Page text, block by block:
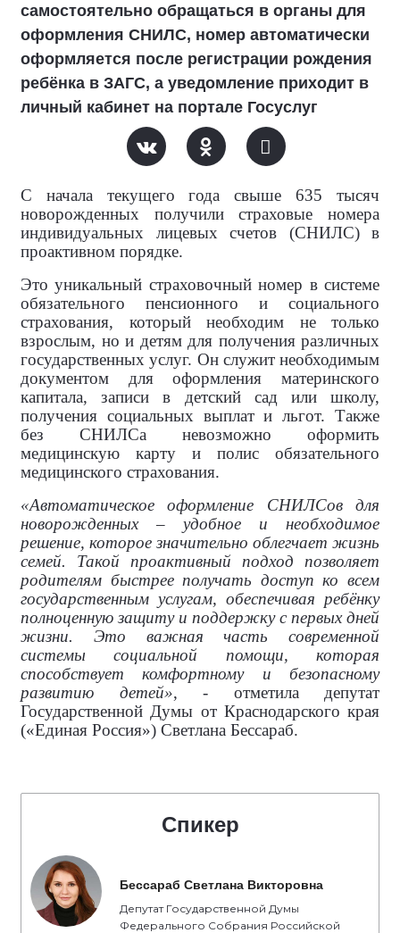
самостоятельно обращаться в органы для
оформления СНИЛС, номер автоматически
оформляется после регистрации рождения
ребёнка в ЗАГС, а уведомление приходит в
личный кабинет на портале Госуслуг
С начала текущего года свыше 635 тысяч
новорожденных получили страховые номера
индивидуальных лицевых счетов (СНИЛС) в
проактивном порядке.
Это уникальный страховочный номер в системе
обязательного пенсионного и социального
страхования, который необходим не только
взрослым, но и детям для получения различных
государственных услуг. Он служит необходимым
документом для оформления материнского
капитала, записи в детский сад или школу,
получения социальных выплат и льгот. Также
без СНИЛСа невозможно оформить
медицинскую карту и полис обязательного
медицинского страхования.
«Автоматическое оформление СНИЛСов для
новорожденных – удобное и необходимое
решение, которое значительно облегчает жизнь
семей. Такой проактивный подход позволяет
родителям быстрее получать доступ ко всем
государственным услугам, обеспечивая ребёнку
полноценную защиту и поддержку с первых дней
жизни. Это важная часть современной
системы социальной помощи, которая
способствует комфортному и безопасному
развитию детей», - отметила депутат
Государственной Думы от Краснодарского края
(«Единая Россия») Светлана Бессараб.
Спикер
Бессараб Светлана Викторовна
Депутат Государственной Думы
Федерального Собрания Российской